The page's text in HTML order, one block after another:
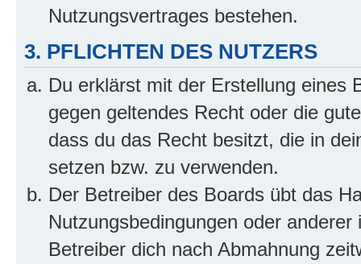
Nutzungsvertrages bestehen.
3. PFLICHTEN DES NUTZERS
Du erklärst mit der Erstellung eines
gegen geltendes Recht oder die
dass du das Recht besitzt, die in
setzen bzw. zu verwenden.
Der Betreiber des Boards übt das
Nutzungsbedingungen oder
Betreiber dich nach Abmahnung